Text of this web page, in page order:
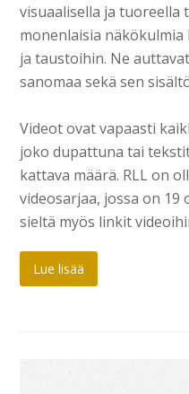
visuaalisella ja tuoreella
monenlaisia
ja taustoihin. Ne
sanomaa sekä sen
Videot ovat vapaasti
joko dupattuna tai
kattava määrä. RLL on
videosarjaa, jossa on 19
sieltä myös linkit
Lue lisää